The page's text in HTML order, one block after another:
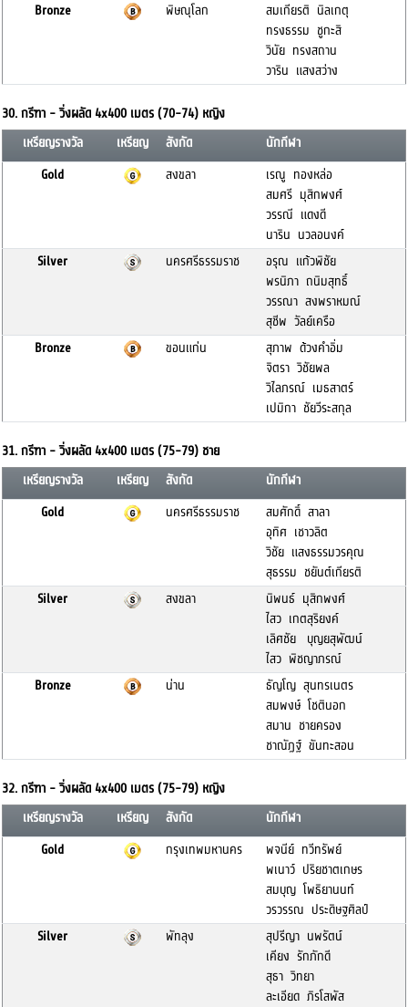
Bronze
พิษณุโลก
สมเกียรติ นิลเกตุ
ทรงธรรม ชูกะสิ
วินัย ทรงสถาน
วาริน แสงสว่าง
30. กรีฑา - วิ่งผลัด 4x400 เมตร (70-74) หญิง
เหรียญรางวัล
เหรียญ สังกัด
นักกีฬา
Gold
สงขลา
เรณู ทองหล่อ
สมศรี มุสิกพงศ์
วรรณี แดงดี
นาริน นวลอนงค์
Silver
นครศรีธรรมราช
อรุณ แก้วพิชัย
พรนิภา ถนิมสุทธิ์
วรรณา สงพราหมณ์
สุชีพ วัลย์เครือ
Bronze
ขอนแก่น
สุภาพ ด้วงคำอิ่ม
จิตรา วิชัยพล
วิไลภรณ์ เมธสาตร์
เปมิกา ชัยวีระสกุล
31. กรีฑา - วิ่งผลัด 4x400 เมตร (75-79) ชาย
เหรียญรางวัล
เหรียญ สังกัด
นักกีฬา
Gold
นครศรีธรรมราช
สมศักดิ์ สาลา
อุทิศ เชาวลิต
วิชัย แสงธรรมวรคุณ
สุธรรม ชยันต์เกียรติ
Silver
สงขลา
นิพนธ์ มุสิกพงศ์
ไสว เกตสุริยงค์
เลิศชัย บุญยสุพัฒน์
ไสว พิชญาภรณ์
Bronze
น่าน
ธัญโญ สุนทรเนตร
สมพงษ์ โชตินอก
สมาน ชายครอง
ชาณัฏฐ์ ขันทะสอน
32. กรีฑา - วิ่งผลัด 4x400 เมตร (75-79) หญิง
เหรียญรางวัล
เหรียญ สังกัด
นักกีฬา
Gold
กรุงเทพมหานคร
พจนีย์ ทวีทรัพย์
พเนาว์ ปริยชาตเกษร
สมบุญ โพธิยานนท์
วรวรรณ ประดิษฐศิลป์
Silver
พัทลุง
สุปรีญา นพรัตน์
เคียง รักภักดี
สุธา วิทยา
ละเอียด ภิรโสพัส